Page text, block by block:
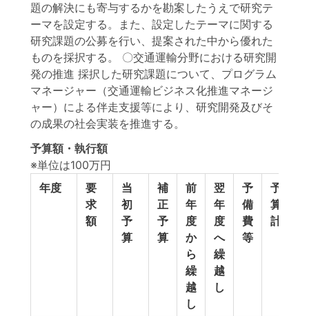
題の解決にも寄与するかを勘案したうえで研究テ
ーマを設定する。また、設定したテーマに関する
研究課題の公募を行い、提案された中から優れた
ものを採択する。 〇交通運輸分野における研究開
発の推進 採択した研究課題について、プログラム
マネージャー（交通運輸ビジネス化推進マネージ
ャー）による伴走支援等により、研究開発及びそ
の成果の社会実装を推進する。
予算額・執行額
※単位は100万円
年度
要
求
額
当
初
予
算
補
正
予
算
前
年
度
か
ら
繰
越
し
翌
年
度
へ
繰
越
し
予
備
費
等
予
算
計